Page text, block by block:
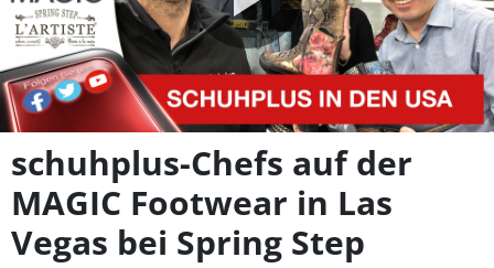
Video
schuhplus-Chefs auf der
MAGIC Footwear in Las
Vegas bei Spring Step